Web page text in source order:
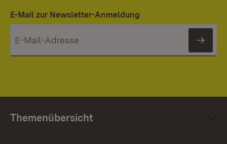
E-Mail zur Newsletter-Anmeldung
Themenübersicht